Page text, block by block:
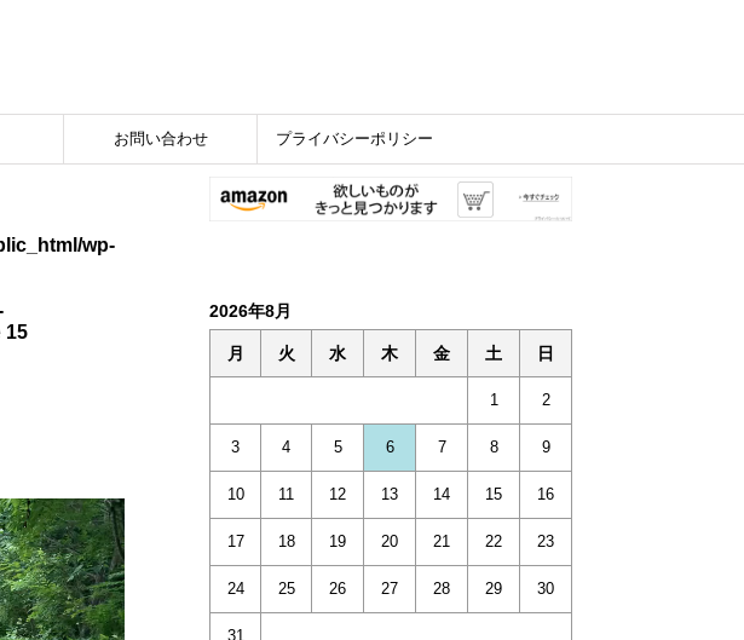
お問い合わせ プライバシーポリシー
wp-
15
2026年8月
月 火 水 木 金 土 日
1 2
3 4 5 6 7 8 9
10 11 12 13 14 15 16
17 18 19 20 21 22 23
24 25 26 27 28 29 30
31